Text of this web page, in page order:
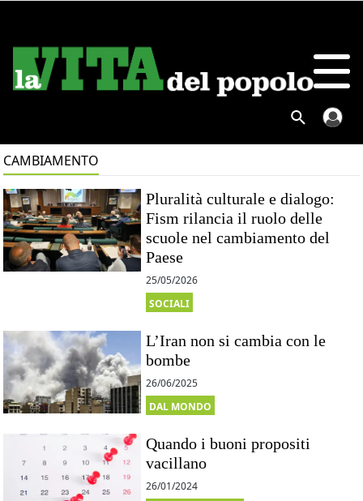
CAMBIAMENTO
Pluralità culturale e dialogo:
Fism rilancia il ruolo delle
scuole nel cambiamento del
Paese
25/05/2026
SOCIALI
L’Iran non si cambia con le
bombe
26/06/2025
DAL MONDO
Quando i buoni propositi
vacillano
26/01/2024